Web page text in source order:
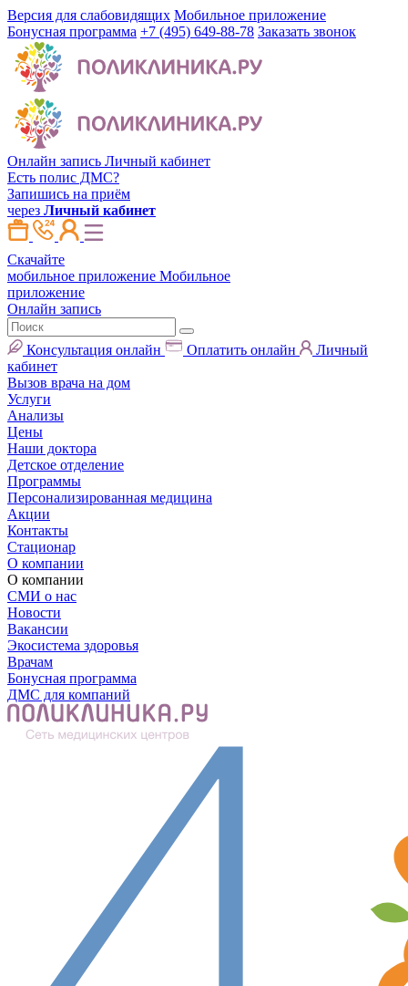
Версия для слабовидящих Мобильное приложение
Бонусная программа +7 (495) 649-88-78 Заказать звонок
Онлайн запись Личный кабинет
Есть полис ДМС?
Запишись на приём
через Личный кабинет
Скачайте
мобильное приложение Мобильное
приложение
Онлайн запись
Консультация онлайн Оплатить онлайн
Личный
кабинет
Вызов врача на дом
Услуги
Анализы
Цены
Наши доктора
Детское отделение
Программы
Персонализированная медицина
Акции
Контакты
Стационар
О компании
О компании
СМИ о нас
Новости
Вакансии
Экосистема здоровья
Врачам
Бонусная программа
ДМС для компаний